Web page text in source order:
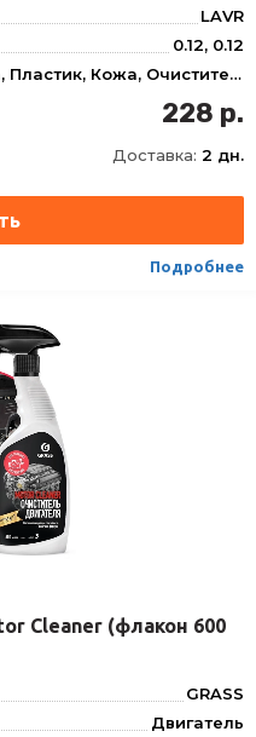
LAVR
0.12, 0.12
Обивка, Пластик, Кожа, Очиститель
120 мл
41
+2..+30
3402500000
228 р.
Доставка: 2 дн.
Подробнее
Cleaner (флакон 600
GRASS
Двигатель